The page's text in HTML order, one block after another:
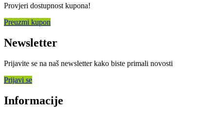
Provjeri dostupnost kupona!
Preuzmi kupon
Newsletter
Prijavite se na naš newsletter kako biste primali novosti
Prijavi se
Informacije